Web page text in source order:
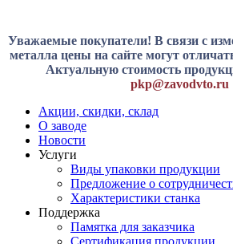
Уважаемые покупатели! В связи с
металла цены на сайте могут
Актуальную стоимость
pkp@zavodvto.ru
Акции, скидки, склад
О заводе
Новости
Услуги
Виды упаковки продукции
Предложение о
Характеристики станка
Поддержка
Памятка для заказчика
Сертификация продукции